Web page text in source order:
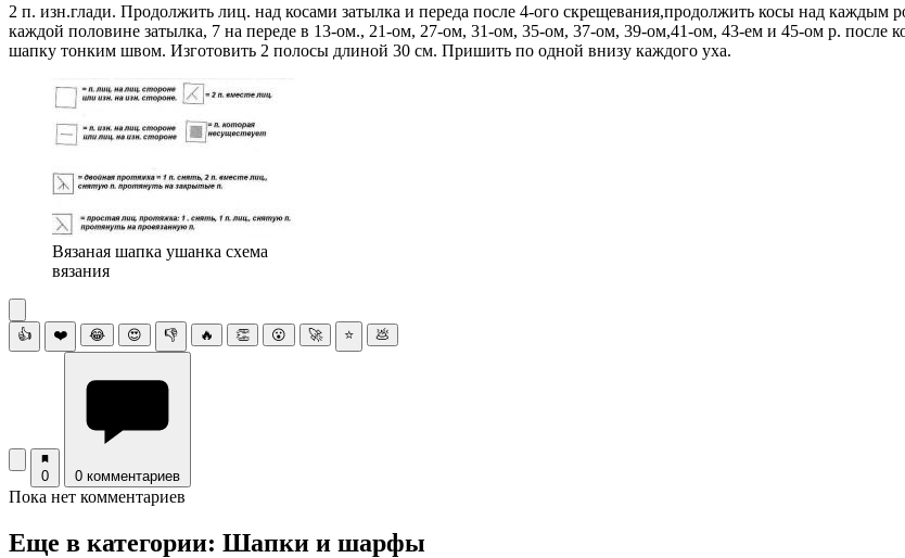
2 п. изн.глади. Продолжить лиц. над косами затылка и переда после 4-ого скрещевания,продолжить косы над каждым
каждой половине затылка, 7 на переде в 13-ом., 21-ом, 27-ом, 31-ом, 35-ом, 37-ом, 39-ом,41-ом, 43-ем и 45-ом р. после
шапку тонким швом. Изготовить 2 полосы длиной 30 см. Пришить по одной внизу каждого уха.
Вязаная шапка ушанка схема
вязания
👍 ❤️ 😂 😍 👎 🔥 👏 😮 🚀 ⭐ 💩
0 0 комментариев
Пока нет комментариев
Еще в категории: Шапки и шарфы